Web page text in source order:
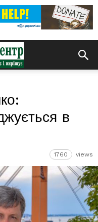
в
1760 views